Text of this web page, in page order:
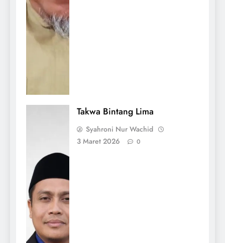
Takwa Bintang Lima
Syahroni Nur Wachid
3 Maret 2026
0